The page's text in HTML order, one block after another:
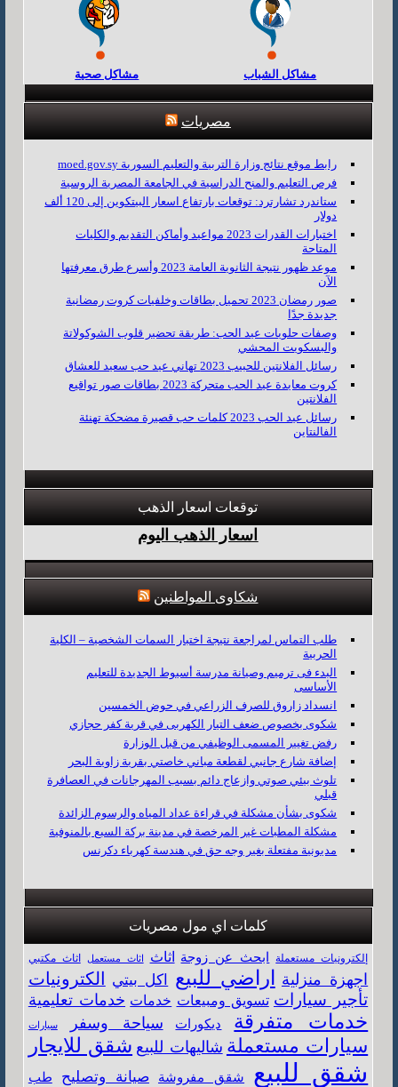
مشاكل صحية مشاكل الشباب
مصريات
رابط موقع نتائج وزارة التربية والتعليم السورية moed.gov.sy
فرص التعليم والمنح الدراسية في الجامعة المصرية الروسية
ستاندرد تشارترد: توقعات بارتفاع اسعار البيتكوين إلى 120 ألف
دولار
اختبارات القدرات 2023 مواعيد وأماكن التقديم والكليات
المتاحة
موعد ظهور نتيجة الثانوية العامة 2023 وأسرع طرق معرفتها
الآن
صور رمضان 2023 تحميل بطاقات وخلفيات كروت رمضانية
جديدة جدًا
وصفات حلويات عيد الحب: طريقة تحضير قلوب الشوكولاتة
والبسكويت المحشي
رسائل الفلانتين للحبيب 2023 تهاني عيد حب سعيد للعشاق
كروت معايدة عيد الحب متحركة 2023 بطاقات صور تواقيع
الفلانتين
رسائل عيد الحب 2023 كلمات حب قصيرة مضحكة تهنئة
الفالنتاين
توقعات اسعار الذهب
اسعار الذهب اليوم
شكاوى المواطنين
طلب التماس لمراجعة نتيجة اختبار السمات الشخصية – الكلية
الحربية
البدء فى ترميم وصيانة مدرسة أسيوط الجديدة للتعليم
الأساسى
انسداد زاروق للصرف الزراعي في حوض الخمسين
شكوى بخصوص ضعف التيار الكهربى في قرية كفر حجازي
رفض تغيير المسمى الوظيفي من قبل الوزارة
إضافة شارع جانبي لقطعة مباني خاصتي بقرية زاوية البحر
تلوث بيئي صوتي وازعاج دائم بسبب المهرجانات في العصافرة
قبلي
شكوى بشأن مشكلة في قراءة عداد المياه والرسوم الزائدة
مشكلة المطبات غير المرخصة في مدينة بركة السبع بالمنوفية
مديونية مفتعلة بغير وجه حق في هندسة كهرباء دكرنس
كلمات اي مول مصريات
إلكترونيات مستعملة ابحث عن زوجة اثاث اثاث مستعمل اثاث مكتبي
اجهزة منزلية اراضي للبيع اكل بيتي الكترونيات
تأجير سيارات تسويق ومبيعات خدمات خدمات تعليمية
خدمات متفرقة ديكورات سياحة وسفر سيارات
سيارات مستعملة شاليهات للبيع شقق للايجار
شقق للبيع شقق مفروشة صيانة وتصليح طب